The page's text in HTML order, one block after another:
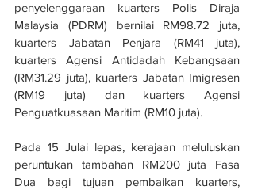
penyelenggaraan kuarters Polis Diraja
Malaysia (PDRM) bernilai RM98.72 juta,
kuarters Jabatan Penjara (RM41 juta),
kuarters Agensi Antidadah Kebangsaan
(RM31.29 juta), kuarters Jabatan Imigresen
(RM19 juta) dan kuarters Agensi
Penguatkuasaan Maritim (RM10 juta).
Pada 15 Julai lepas, kerajaan meluluskan
peruntukan tambahan RM200 juta Fasa
Dua bagi tujuan pembaikan kuarters,